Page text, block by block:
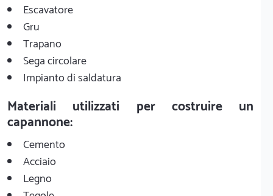
Escavatore
Gru
Trapano
Sega circolare
Impianto di saldatura
Materiali utilizzati per costruire un
capannone:
Cemento
Acciaio
Legno